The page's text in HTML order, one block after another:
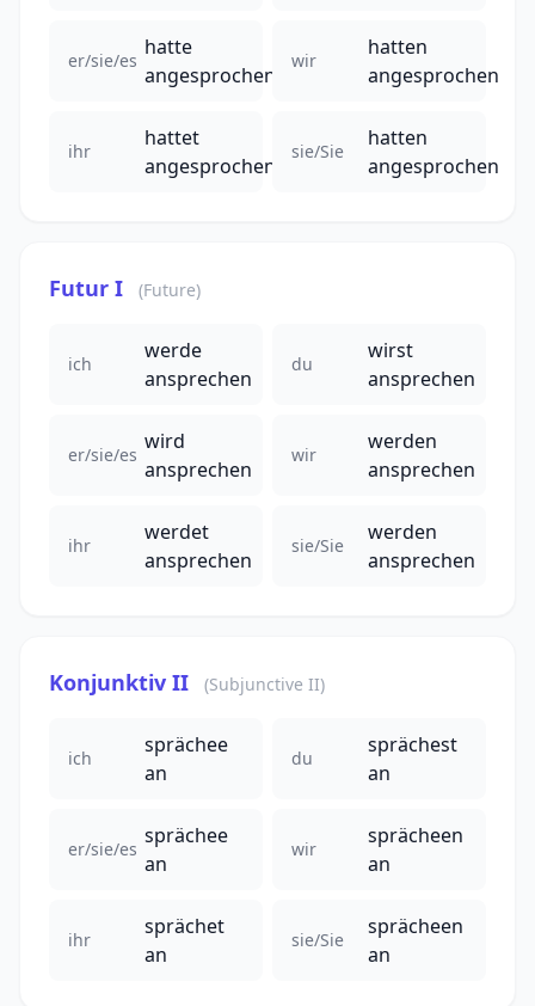
er/sie/es
hatte
angesprochen
wir
hatten
angesprochen
ihr
hattet
angesprochen
sie/Sie
hatten
angesprochen
Futur I (Future)
ich
werde
ansprechen
du
wirst
ansprechen
er/sie/es
wird
ansprechen
wir
werden
ansprechen
ihr
werdet
ansprechen
sie/Sie
werden
ansprechen
Konjunktiv II (Subjunctive II)
ich
sprächee
an
du
sprächest
an
er/sie/es
sprächee
an
wir
sprächeen
an
ihr
sprächet
an
sie/Sie
sprächeen
an